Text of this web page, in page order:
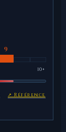
10+
↗ Référence